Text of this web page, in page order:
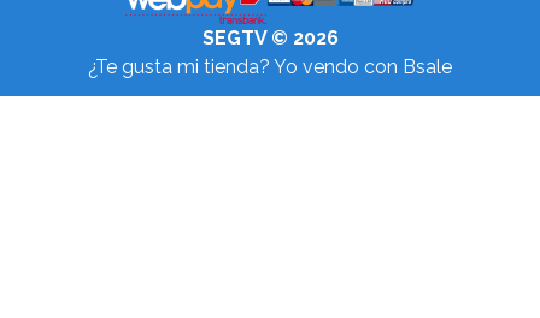
SEGTV © 2026
¿Te gusta mi tienda? Yo vendo con Bsale